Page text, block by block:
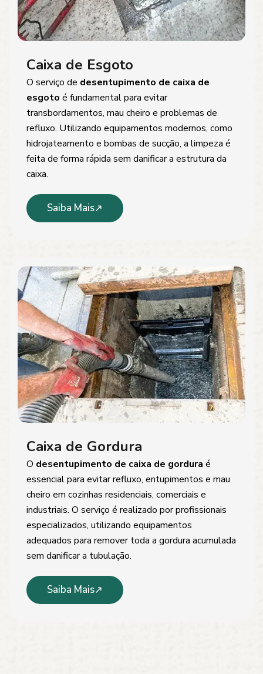
Caixa de Esgoto
O serviço de desentupimento de caixa de
esgoto é fundamental para evitar
transbordamentos, mau cheiro e problemas de
refluxo. Utilizando equipamentos modernos, como
hidrojateamento e bombas de sucção, a limpeza é
feita de forma rápida sem danificar a estrutura da
caixa.
Saiba Mais
Caixa de Gordura
O desentupimento de caixa de gordura é
essencial para evitar refluxo, entupimentos e mau
cheiro em cozinhas residenciais, comerciais e
industriais. O serviço é realizado por profissionais
especializados, utilizando equipamentos
adequados para remover toda a gordura acumulada
sem danificar a tubulação.
Saiba Mais